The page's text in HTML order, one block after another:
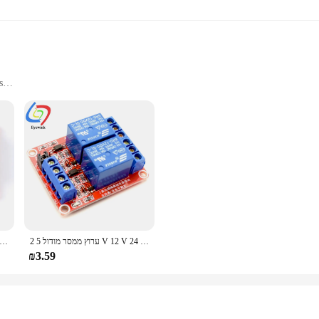
consistent, high-quality sound. The durable ABS plastic construction
setup and operation
and automating various systems. Its robust design and user-friendly
function allows for precise scheduling, ensuring that your systems
whether it's a busy commercial space or a residential home.
the rigors of daily use. Its performance is unmatched, with a robust
capabilities, making it an ideal choice for installations where space is at
it a reliable and efficient solution for a variety of applications.
5 V 12 V 24 V 2 ערוץ ממסר מודול גבוה נמוך רמת הדק ממסר שליטה עם מצמד אופטי שני דרך ממסרי DC 5 V 12 V 24 V וולט 2 ערוץ ממסר מודול 5 V 12 V 24 V גבוה נמוך רמת הדק ממסר שליטה עם מצמד אופטי שני דרך ממסרי DC 5 V 12 V 24 V וולט
₪3.59